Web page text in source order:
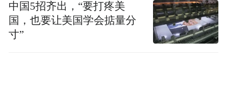
中国5招齐出，“要打疼美
国，也要让美国学会掂量分
寸”